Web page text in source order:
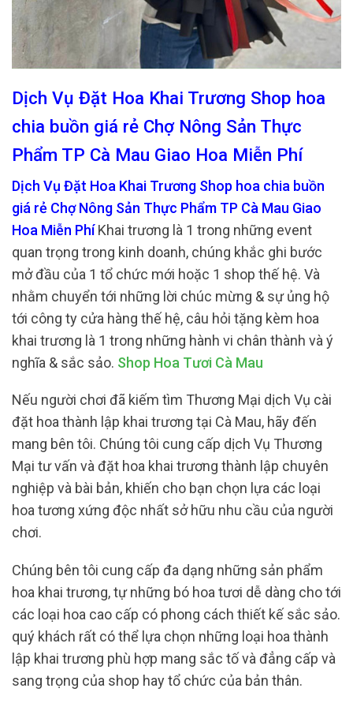
Dịch Vụ Đặt Hoa Khai Trương Shop hoa
chia buồn giá rẻ Chợ Nông Sản Thực
Phẩm TP Cà Mau Giao Hoa Miễn Phí
Dịch Vụ Đặt Hoa Khai Trương Shop hoa chia buồn
giá rẻ Chợ Nông Sản Thực Phẩm TP Cà Mau Giao
Hoa Miễn PhíKhai trương là 1 trong những event
quan trọng trong kinh doanh, chúng khắc ghi bước
mở đầu của 1 tổ chức mới hoặc 1 shop thế hệ. Và
nhằm chuyển tới những lời chúc mừng & sự ủng hộ
tới công ty cửa hàng thế hệ, câu hỏi tặng kèm hoa
khai trương là 1 trong những hành vi chân thành và ý
nghĩa & sắc sảo. Shop Hoa Tươi Cà Mau
Nếu người chơi đã kiếm tìm Thương Mại dịch Vụ cài
đặt hoa thành lập khai trương tại Cà Mau, hãy đến
mang bên tôi. Chúng tôi cung cấp dịch Vụ Thương
Mại tư vấn và đặt hoa khai trương thành lập chuyên
nghiệp và bài bản, khiến cho bạn chọn lựa các loại
hoa tương xứng độc nhất sở hữu nhu cầu của người
chơi.
Chúng bên tôi cung cấp đa dạng những sản phẩm
hoa khai trương, tự những bó hoa tươi dễ dàng cho tới
các loại hoa cao cấp có phong cách thiết kế sắc sảo.
quý khách rất có thể lựa chọn những loại hoa thành
lập khai trương phù hợp mang sắc tố và đẳng cấp và
sang trọng của shop hay tổ chức của bản thân.